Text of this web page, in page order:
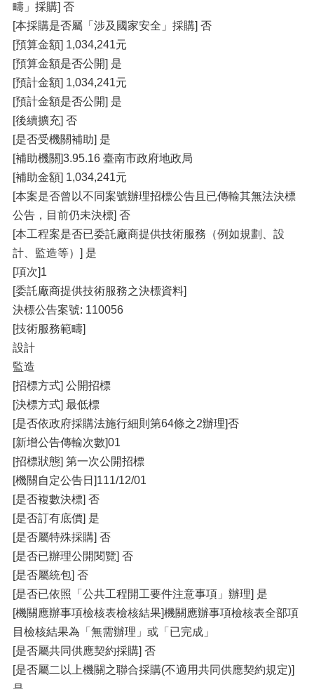
疇」採購] 否
[本採購是否屬「涉及國家安全」採購] 否
[預算金額] 1,034,241元
[預算金額是否公開] 是
[預計金額] 1,034,241元
[預計金額是否公開] 是
[後續擴充] 否
[是否受機關補助] 是
[補助機關]3.95.16 臺南市政府地政局
[補助金額] 1,034,241元
[本案是否曾以不同案號辦理招標公告且已傳輸其無法決標
公告，目前仍未決標] 否
[本工程案是否已委託廠商提供技術服務（例如規劃、設
計、監造等）] 是
[項次]1
[委託廠商提供技術服務之決標資料]
決標公告案號: 110056
[技術服務範疇]
設計
監造
[招標方式] 公開招標
[決標方式] 最低標
[是否依政府採購法施行細則第64條之2辦理]否
[新增公告傳輸次數]01
[招標狀態] 第一次公開招標
[機關自定公告日]111/12/01
[是否複數決標] 否
[是否訂有底價] 是
[是否屬特殊採購] 否
[是否已辦理公開閱覽] 否
[是否屬統包] 否
[是否已依照「公共工程開工要件注意事項」辦理] 是
[機關應辦事項檢核表檢核結果]機關應辦事項檢核表全部項
目檢核結果為「無需辦理」或「已完成」
[是否屬共同供應契約採購] 否
[是否屬二以上機關之聯合採購(不適用共同供應契約規定)]